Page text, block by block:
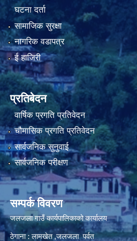
नियमित खाेप केन्द्र विवरण
घटना दर्ता
सामाजिक सुरक्षा
नागरिक वडापत्र
ई हाजिरी
प्रतिबेदन
वार्षिक प्रगति प्रतिवेदन
चौमासिक प्रगति प्रतिवेदन
सार्वजनिक सुनुवाई
सार्वजनिक परीक्षण
सम्पर्क विवरण
जलजला गाउँ कार्यपालिकाको कार्यालय
ठेगाना : लामखेत ,जलजला पर्वत